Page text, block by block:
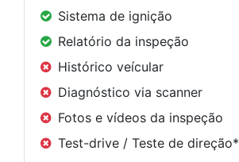
Sistema de ignição
Relatório da inspeção
Histórico veícular
Diagnóstico via scanner
Fotos e vídeos da inspeção
Test-drive / Teste de direção*